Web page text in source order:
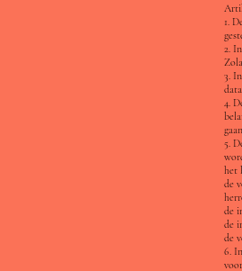
1.
2.
3.
4.
5.
het
de
de
de
de
6.